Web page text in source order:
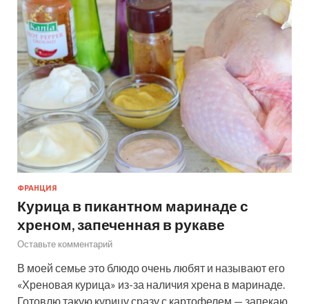
ФРАНЦИЯ
Курица в пикантном маринаде с
хреном, запеченная в рукаве
Оставьте комментарий
В моей семье это блюдо очень любят и называют его
«Хреновая курица» из-за наличия хрена в маринаде.
Готовлю такую курицу сразу с картофелем — запекаю